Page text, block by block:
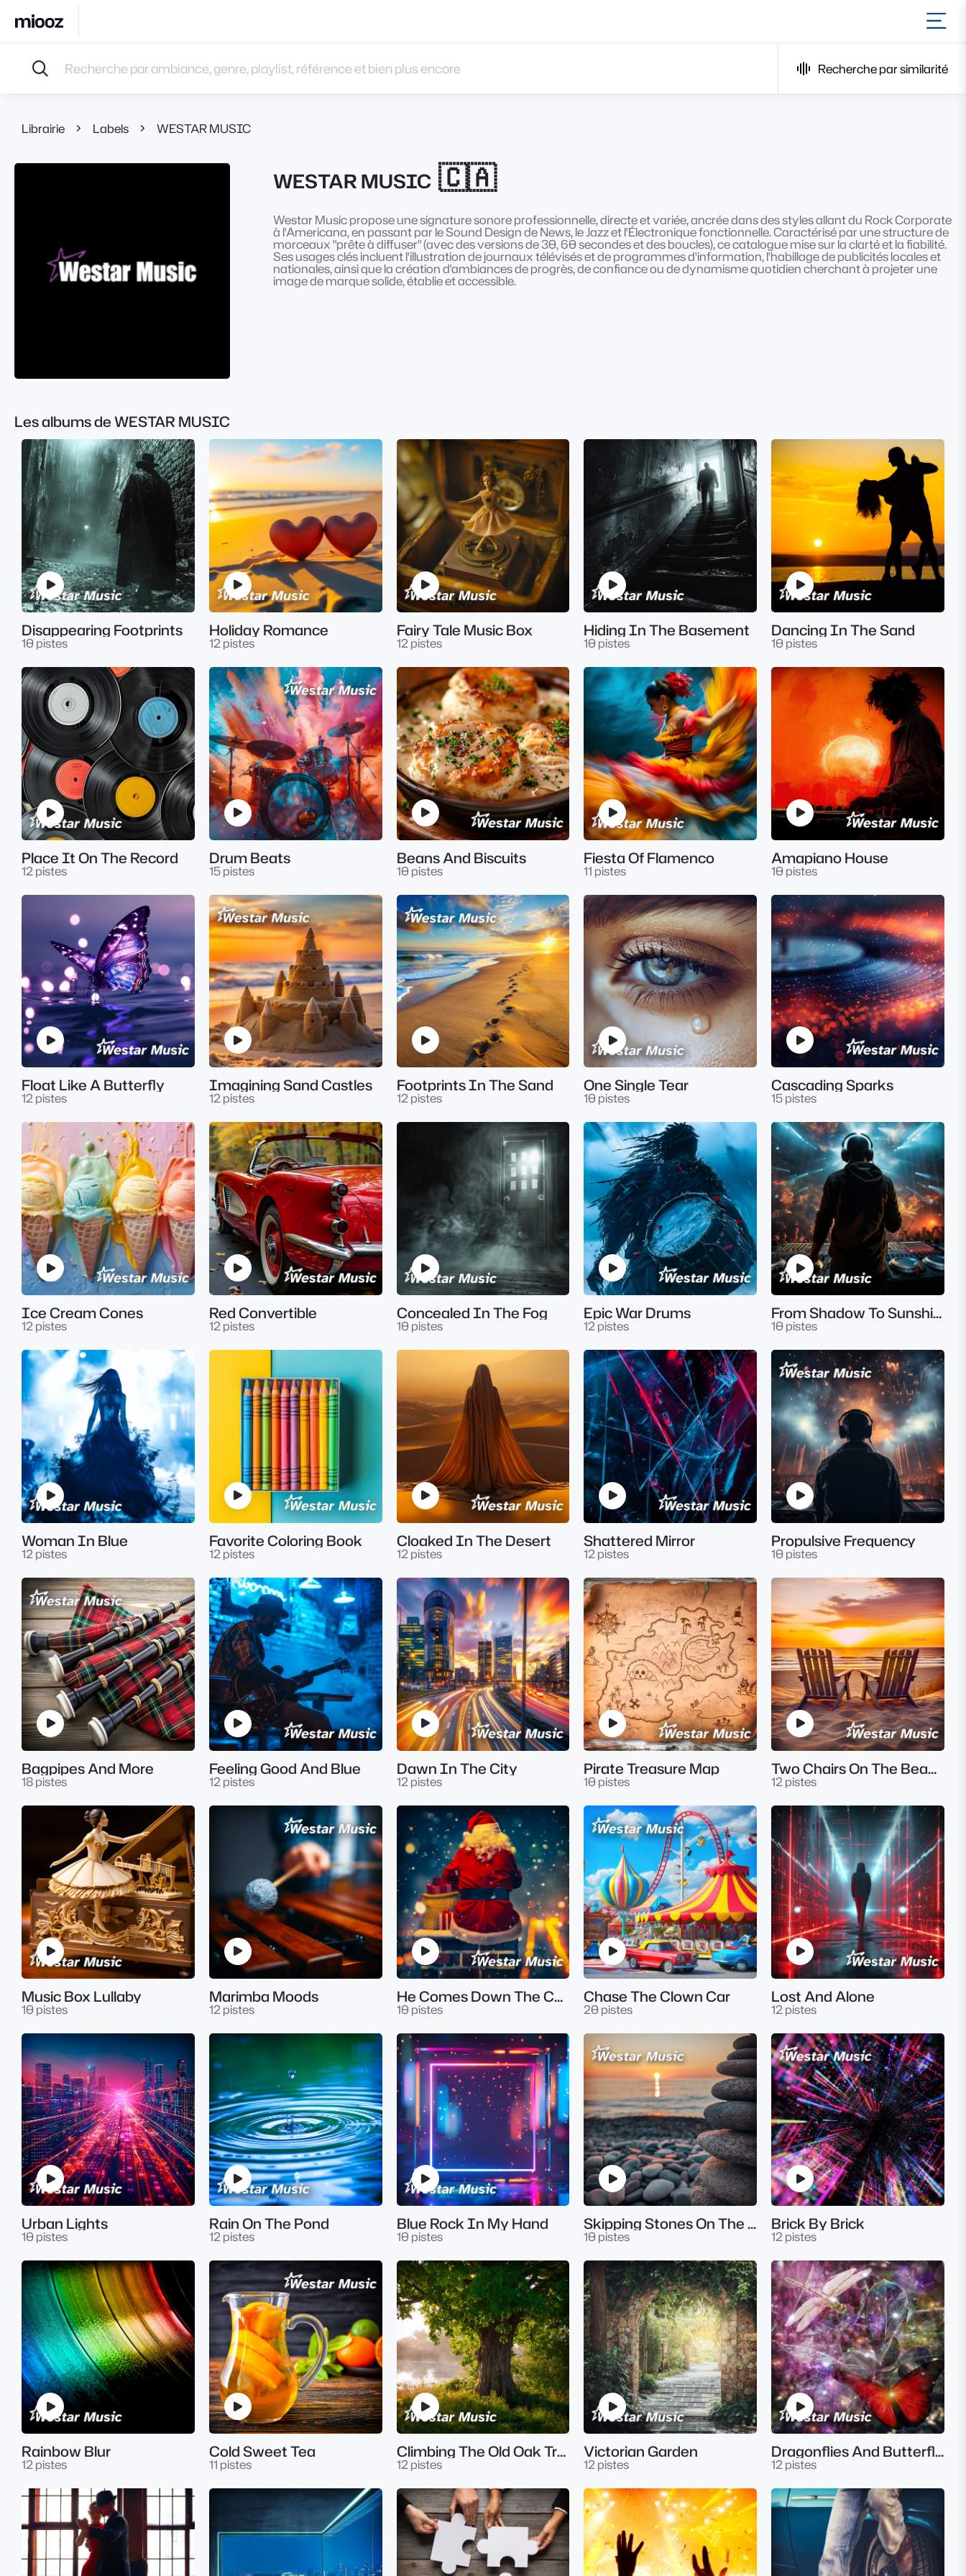
Accueil
Musiques
Playlists
Recherche par similarité
Librairie Labels WESTAR MUSIC
WESTAR MUSIC 🇨🇦
Westar Music propose une signature sonore professionnelle, directe et variée, ancrée dans des styles allant du Rock Corporate
à l'Americana, en passant par le Sound Design de News, le Jazz et l'Électronique fonctionnelle. Caractérisé par une structure de
morceaux "prête à diffuser" (avec des versions de 30, 60 secondes et des boucles), ce catalogue mise sur la clarté et la fiabilité.
Ses usages clés incluent l'illustration de journaux télévisés et de programmes d'information, l'habillage de publicités locales et
nationales, ainsi que la création d'ambiances de progrès, de confiance ou de dynamisme quotidien cherchant à projeter une
image de marque solide, établie et accessible.
Les albums de WESTAR MUSIC
Disappearing Footprints
10 pistes
Holiday Romance
12 pistes
Fairy Tale Music Box
12 pistes
Hiding In The Basement
10 pistes
Dancing In The Sand
10 pistes
Place It On The Record
12 pistes
Drum Beats
15 pistes
Beans And Biscuits
10 pistes
Fiesta Of Flamenco
11 pistes
Amapiano House
10 pistes
Float Like A Butterfly
12 pistes
Imagining Sand Castles
12 pistes
Footprints In The Sand
12 pistes
One Single Tear
10 pistes
Cascading Sparks
15 pistes
Ice Cream Cones
12 pistes
Red Convertible
12 pistes
Concealed In The Fog
10 pistes
Epic War Drums
12 pistes
From Shadow To Sunshine
10 pistes
Woman In Blue
12 pistes
Favorite Coloring Book
12 pistes
Cloaked In The Desert
12 pistes
Shattered Mirror
12 pistes
Propulsive Frequency
10 pistes
Bagpipes And More
18 pistes
Feeling Good And Blue
12 pistes
Dawn In The City
12 pistes
Pirate Treasure Map
10 pistes
Two Chairs On The Beach
12 pistes
Music Box Lullaby
10 pistes
Marimba Moods
12 pistes
He Comes Down The Chimney
10 pistes
Chase The Clown Car
20 pistes
Lost And Alone
12 pistes
Urban Lights
10 pistes
Rain On The Pond
12 pistes
Blue Rock In My Hand
10 pistes
Skipping Stones On The Water
10 pistes
Brick By Brick
12 pistes
Rainbow Blur
12 pistes
Cold Sweet Tea
11 pistes
Climbing The Old Oak Tree
12 pistes
Victorian Garden
12 pistes
Dragonflies And Butterflies
12 pistes